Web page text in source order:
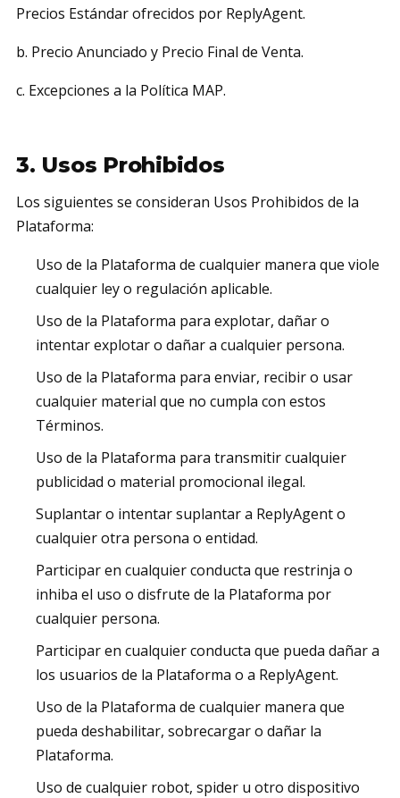
Precios Estándar ofrecidos por ReplyAgent.
b. Precio Anunciado y Precio Final de Venta.
c. Excepciones a la Política MAP.
3. Usos Prohibidos
Los siguientes se consideran Usos Prohibidos de la
Plataforma:
Uso de la Plataforma de cualquier manera que viole
cualquier ley o regulación aplicable.
Uso de la Plataforma para explotar, dañar o
intentar explotar o dañar a cualquier persona.
Uso de la Plataforma para enviar, recibir o usar
cualquier material que no cumpla con estos
Términos.
Uso de la Plataforma para transmitir cualquier
publicidad o material promocional ilegal.
Suplantar o intentar suplantar a ReplyAgent o
cualquier otra persona o entidad.
Participar en cualquier conducta que restrinja o
inhiba el uso o disfrute de la Plataforma por
cualquier persona.
Participar en cualquier conducta que pueda dañar a
los usuarios de la Plataforma o a ReplyAgent.
Uso de la Plataforma de cualquier manera que
pueda deshabilitar, sobrecargar o dañar la
Plataforma.
Uso de cualquier robot, spider u otro dispositivo